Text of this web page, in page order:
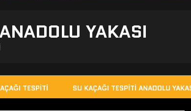
YAKASI
TESPITI SU KAÇAĞI TESPITI ANADOLU